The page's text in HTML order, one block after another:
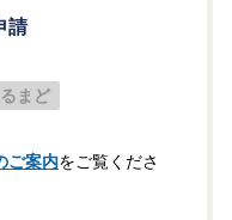
請
まど
ご案内をご覧くださ